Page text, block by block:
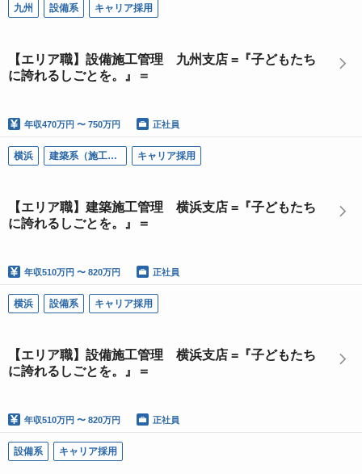
九州 設備系 キャリア採用
【エリア職】設備施工管理 九州支店 =『子どもたち
に誇れるしごとを。』＝
年収470万円 〜 750万円 正社員
横浜 建築系（施工管理） キャリア採用
【エリア職】建築施工管理 横浜支店 =『子どもたち
に誇れるしごとを。』＝
年収510万円 〜 820万円 正社員
横浜 設備系 キャリア採用
【エリア職】設備施工管理 横浜支店 =『子どもたち
に誇れるしごとを。』＝
年収510万円 〜 820万円 正社員
設備系 キャリア採用